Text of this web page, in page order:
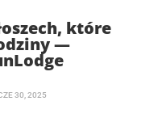
które
—
30, 2025